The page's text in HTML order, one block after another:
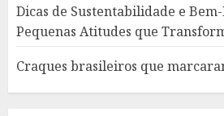
Dicas de Sustentabilidade e
Pequenas Atitudes que
Craques brasileiros que